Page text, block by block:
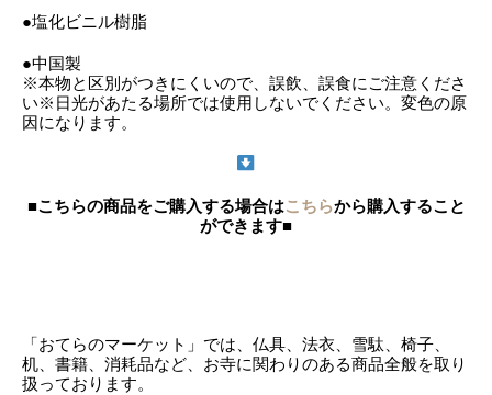
●塩化ビニル樹脂
●中国製
※本物と区別がつきにくいので、誤飲、誤食にご注意くださ
い※日光があたる場所では使用しないでください。変色の原
因になります。
■こちらの商品をご購入する場合はこちらから購入すること
ができます■
「おてらのマーケット」では、仏具、法衣、雪駄、椅子、
机、書籍、消耗品など、お寺に関わりのある商品全般を取り
扱っております。